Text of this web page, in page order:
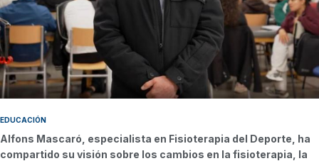
EDUCACIÓN
Alfons Mascaró, especialista en Fisioterapia del Deporte, ha
compartido su visión sobre los cambios en la fisioterapia, la